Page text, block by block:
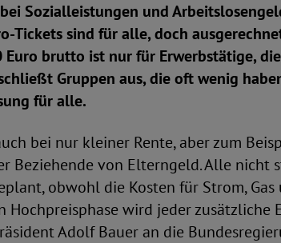
Sozialleistungen und
Tickets sind für alle, doch
Euro brutto ist nur für Erwerbstätige, die
Gruppen aus, die oft wenig
für alle.
bei nur kleiner Rente, aber zum
Beziehende von Elterngeld. Alle nicht
obwohl die Kosten für Strom,
Hochpreisphase wird jeder zusätzliche
Adolf Bauer an die